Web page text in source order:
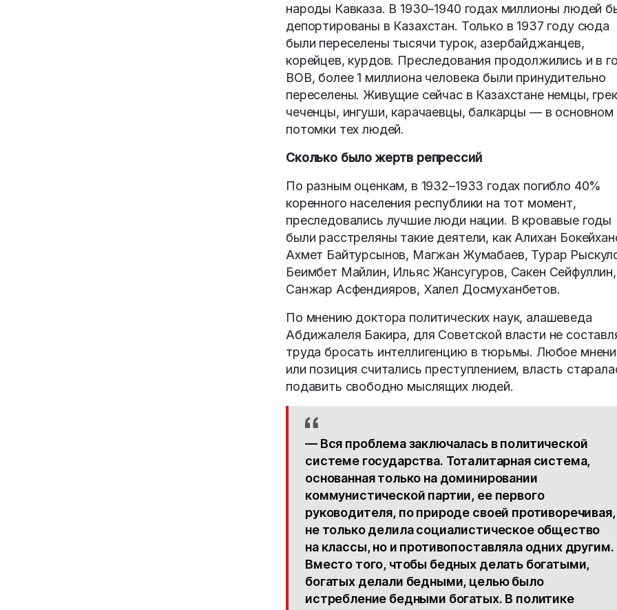
народы Кавказа. В 1930–1940 годах миллионы людей
депортированы в Казахстан. Только в 1937 году сюда
были переселены тысячи турок, азербайджанцев,
корейцев, курдов. Преследования продолжились и в
ВОВ, более 1 миллиона человека были принудительно
переселены. Живущие сейчас в Казахстане немцы,
чеченцы, ингуши, карачаевцы, балкарцы — в основном
потомки тех людей.
Сколько было жертв репрессий
По разным оценкам, в 1932–1933 годах погибло 40%
коренного населения республики на тот момент,
преследовались лучшие люди нации. В кровавые годы
были расстреляны такие деятели, как Алихан
Ахмет Байтурсынов, Магжан Жумабаев, Турар
Беимбет Майлин, Ильяс Жансугуров, Сакен Сейфуллин,
Санжар Асфендияров, Халел Досмуханбетов.
По мнению доктора политических наук, алашеведа
Абдижалеля Бакира, для Советской власти не
труда бросать интеллигенцию в тюрьмы. Любое
или позиция считались преступлением, власть
подавить свободно мыслящих людей.
— Вся проблема заключалась в политической
системе государства. Тоталитарная система,
основанная только на доминировании
коммунистической партии, ее первого
руководителя, по природе своей противоречивая,
не только делила социалистическое общество
на классы, но и противопоставляла одних другим.
Вместо того, чтобы бедных делать богатыми,
богатых делали бедными, целью было
истребление бедными богатых. В политике